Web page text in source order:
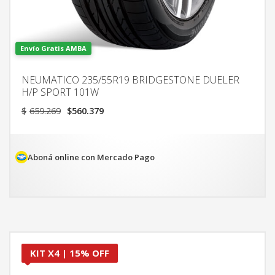
Envío Gratis AMBA
NEUMATICO 235/55R19 BRIDGESTONE DUELER
H/P SPORT 101W
$ 659.269 El
$659.269.
$560.379El
$560.379.
Aboná online con Mercado Pago
KIT X4 | 15% OFF